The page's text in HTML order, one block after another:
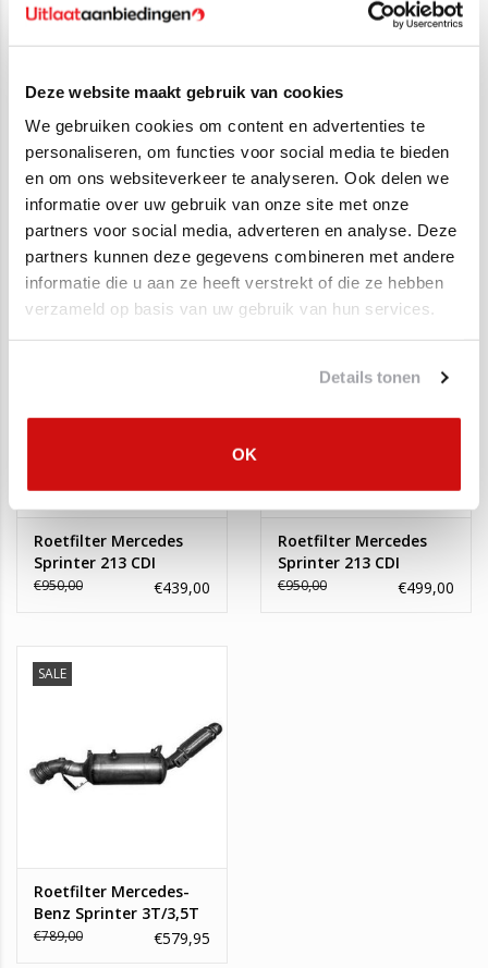
Deze website maakt gebruik van cookies
We gebruiken cookies om content en advertenties te
personaliseren, om functies voor social media te bieden
en om ons websiteverkeer te analyseren. Ook delen we
informatie over uw gebruik van onze site met onze
partners voor social media, adverteren en analyse. Deze
partners kunnen deze gegevens combineren met andere
informatie die u aan ze heeft verstrekt of die ze hebben
verzameld op basis van uw gebruik van hun services.
Details tonen
OK
Roetfilter Mercedes
Sprinter CDI 3.0
€575,00 €319,00
Roetfilter Mercedes
Sprinter
€1.049,00 €499,95
Roetfilter Mercedes
Sprinter 213 CDI
€950,00 €439,00
Roetfilter Mercedes
Sprinter 213 CDI
€950,00 €499,00
SALE
Roetfilter Mercedes-
Benz Sprinter 3T/3,5T
€789,00 €579,95